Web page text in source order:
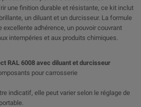
une finition durable et résistante, ce kit inclut
un diluant et un durcisseur. La formule
excellente adhérence, un pouvoir couvrant
intempéries et aux produits chimiques.
RAL 6008 avec diluant et durcisseur
pour carrosserie
indicatif, elle peut varier selon le réglage de